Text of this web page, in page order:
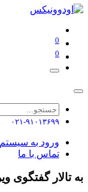
0
0
۰۲۱-۹۱۰۱۳۶۹۹
ورود به سیستم
تماس با ما
به تالار گفتگوی